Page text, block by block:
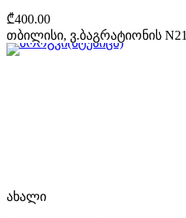
₾400.00
თბილისი, ვ.ბაგრატიონის N21
ახალი